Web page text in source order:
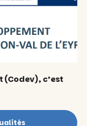
(Codev), c’est